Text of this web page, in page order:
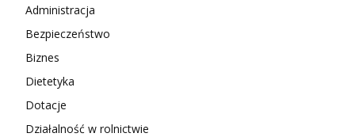
Administracja
Bezpieczeństwo
Biznes
Dietetyka
Dotacje
Działalność w rolnictwie